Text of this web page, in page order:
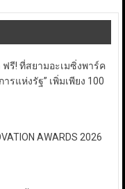
ฟรี! ที่สยามอะเมซิ่งพาร์ค
รแห่งรัฐ” เพิ่มเพียง 100
AWARDS 2026